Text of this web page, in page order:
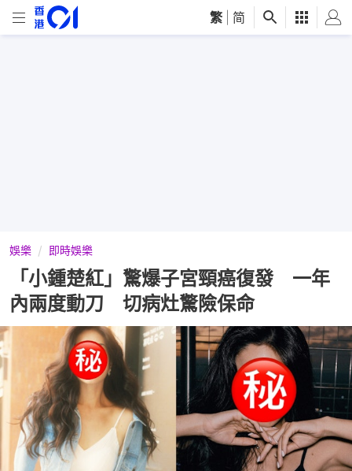
繁 简
娛樂 即時娛樂
「小鍾楚紅」驚爆子宮頸癌復發 一年
內兩度動刀 切病灶驚險保命